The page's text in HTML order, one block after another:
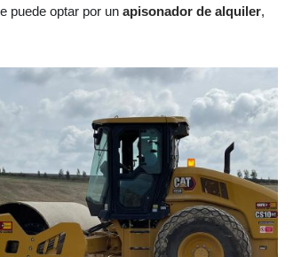
puede optar por un apisonador de alquiler,